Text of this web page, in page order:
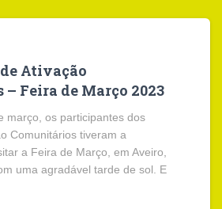
de Ativação
Feira de Março 2023
março, os participantes dos
Comunitários tiveram a
a Feira de Março, em Aveiro,
uma agradável tarde de sol. E